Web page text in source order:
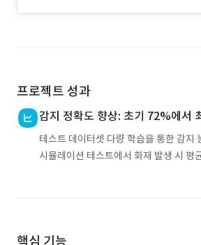
프로젝트 성과
감지 정확도 향상: 초기 72%에서
테스트 데이터셋 다량 학습을 통한 감지
시뮬레이션 테스트에서 화재 발생 시 평
핵심 기능